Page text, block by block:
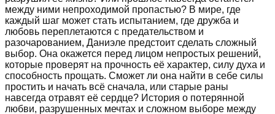
между ними непроходимой пропастью? В мире, где
каждый шаг может стать испытанием, где дружба и
любовь переплетаются с предательством и
разочарованием, Даниэле предстоит сделать сложный
выбор. Она окажется перед лицом непростых решений,
которые проверят на прочность её характер, силу духа и
способность прощать. Сможет ли она найти в себе силы
простить и начать всё сначала, или старые раны
навсегда отравят её сердце? История о потерянной
любви, разрушенных мечтах и сложном выборе между